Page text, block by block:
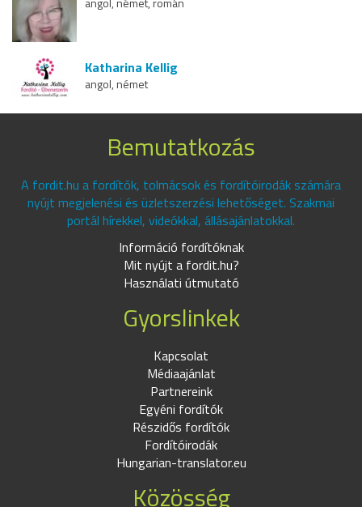
Katharina Kellig
angol, német
Bemutatkozás
A fordit.hu a fordítók, tolmácsok és fordítóirodák számára
nyújt megjelenési és üzletszerzési lehetőséget. Szakmai
portál hírekkel, videókkal, állásajánlatokkal.
Információ fordítóknak
Mit nyújt a fordit.hu?
Használati útmutató
Gyorslinkek
Kapcsolat
Médiaajánlat
Partnereink
Egyéni fordítók
Részidős fordítók
Fordítóirodák
Hungarian-translator.eu
Közösség